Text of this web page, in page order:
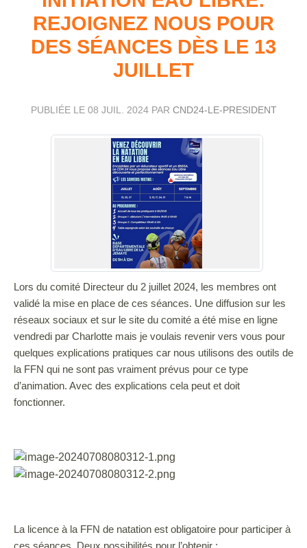
REJOIGNEZ NOUS POUR
DES SÉANCES DÈS LE 13
JUILLET
PUBLIÉE LE 08 JUIL. 2024PAR CND24-LE-PRESIDENT
Lors du comité Directeur du 2 juillet 2024, les membres ont
validé la mise en place de ces séances. Une diffusion sur les
réseaux sociaux et sur le site du comité a été mise en ligne
vendredi par Charlotte mais je voulais revenir vers vous pour
quelques explications pratiques car nous utilisons des outils de
la FFN qui ne sont pas vraiment prévus pour ce type
d’animation. Avec des explications cela peut et doit
fonctionner.
La licence à la FFN de natation est obligatoire pour participer à